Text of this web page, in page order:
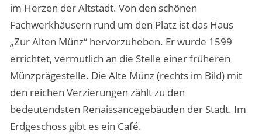
im Herzen der Altstadt. Von den schönen
Fachwerkhäusern rund um den Platz ist das Haus
„Zur Alten Münz“ hervorzuheben. Er wurde 1599
errichtet, vermutlich an die Stelle einer früheren
Münzprägestelle. Die Alte Münz (rechts im Bild) mit
den reichen Verzierungen zählt zu den
bedeutendsten Renaissancegebäuden der Stadt. Im
Erdgeschoss gibt es ein Café.